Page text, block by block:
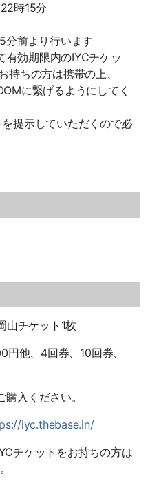
時15分
分前より行います
有効期限内のIYCチケッ
持ちの方は携帯の上、
に繋げるようにしてく
提示していただくので必
山チケット1枚
他、4回券、10回券、
入ください。
iyc.thebase.in/
チケットをお持ちの方は